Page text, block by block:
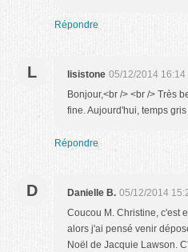
Répondre
L lisistone 05/12/2014 16:14
Bonjour,<br /> <br /> Très
fine. Aujourd'hui, temps
Répondre
D Danielle B. 05/12/2014
Coucou M. Christine, c'est
alors j'ai pensé venir
Noël de Jacquie Lawson.